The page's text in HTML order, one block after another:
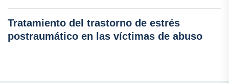
Tratamiento del trastorno de estrés
postraumático en las víctimas de abuso